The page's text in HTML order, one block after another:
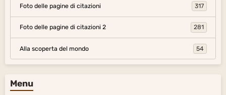
Foto delle pagine di citazioni 317
Foto delle pagine di citazioni 2 281
Alla scoperta del mondo 54
Menu